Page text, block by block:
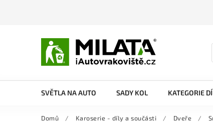
SVĚTLA NA AUTO SADY KOL KATEGORIE
Domů / Karoserie - díly a součásti / Dveře /